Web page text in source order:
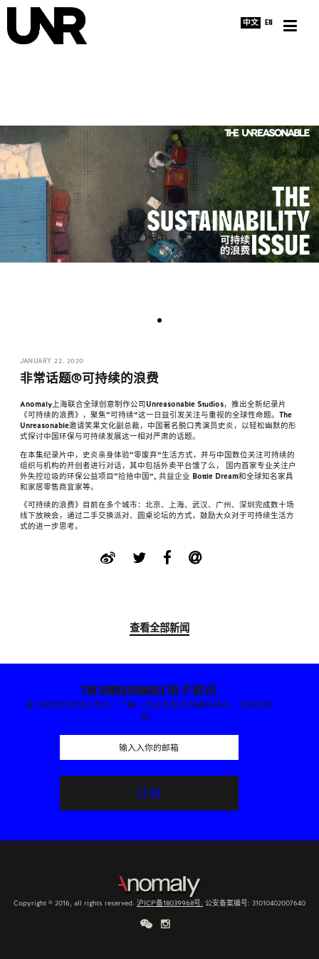
采访
新闻
关于
中文 EN
JANUARY 22, 2020
非常话题@可持续的浪费
Anomaly上海联合全球创意制作公司Unreasonable Studios，推出全新纪录片
《可持续的浪费》，聚焦“可持续”这一日益引发关注与重视的全球性命题。The
Unreasonable邀请笑果文化副总裁，中国著名脱口秀演员史炎，以轻松幽默的形
式探讨中国环保与可持续发展这一相对严肃的话题。
在本集纪录片中，史炎亲身体验“零废弃”生活方式，并与中国数位关注可持续的
组织与机构的开创者进行对话，其中包括外卖平台饿了么， 国内首家专业关注户
外失控垃圾的环保公益项目“捡拾中国”, 共益企业 Bottle Dream和全球知名家具
和家居零售商宜家等。
《可持续的浪费》目前在多个城市：北京、上海、武汉、广州、深圳完成数十场
线下放映会，通过二手交换派对、圆桌论坛的方式，鼓励大众对于可持续生活方
式的进一步思考。
查看全部新闻
THE UNREASONABLE 电子资讯
请订阅我们的电子资讯，了解一切正在发生的最新采访、活动及其
他。
Copyright © 2016, all rights reserved. 沪ICP备18039968号. 公安备案编号: 31010402007640